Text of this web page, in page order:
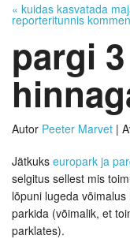
« kuidas kasvatada
reporteritunnis
pargi
Autor Peeter Marvet |
Jätkuks europark ja
selgitus sellest mis
lõpuni lugeda
parkida (võimalik, et
parklates).